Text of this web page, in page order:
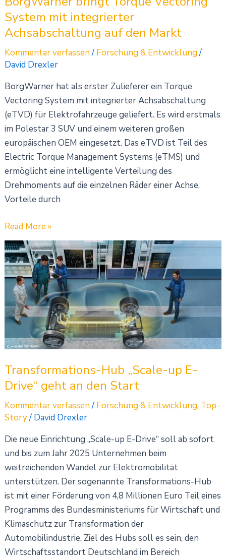
System mit integrierter
Achsabschaltung auf den Markt
Kommentar verfassen/ Forschung & Entwicklung/
David Drexler
BorgWarner hat als erster Zulieferer ein Torque
Vectoring System mit integrierter Achsabschaltung
(eTVD) für Elektrofahrzeuge geliefert. Es wird erstmals
im Polestar 3 SUV und einem weiteren großen
europäischen OEM eingesetzt. Das eTVD ist Teil des
Electric Torque Management Systems (eTMS) und
ermöglicht eine intelligente Verteilung des
Drehmoments auf die einzelnen Räder einer Achse.
Vorteile durch
Markt
Read More »
Transformations-Hub „Scale-up E-
Drive“ geht an den Start
Kommentar verfassen/ Forschung & Entwicklung, Top-
Story/ David Drexler
Die neue Einrichtung „Scale-up E-Drive“ soll ab sofort
und bis zum Jahr 2025 Unternehmen beim
weitreichenden Wandel zur Elektromobilität
unterstützen. Der sogenannte Transformations-Hub
ist mit einer Förderung von 4,8 Millionen Euro Teil eines
Programms des Bundesministeriums für Wirtschaft und
Klimaschutz zur Transformation der
Automobilindustrie. Ziel des Hubs soll es sein, den
Wirtschaftsstandort Deutschland im Bereich
Transformations-
Hub
„Scale-
up
E-
Drive“
an
Start